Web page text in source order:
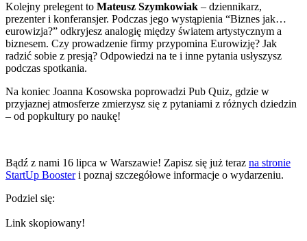
Kolejny prelegent to Mateusz Szymkowiak – dziennikarz,
prezenter i konferansjer. Podczas jego wystąpienia “Biznes jak…
eurowizja?” odkryjesz analogię między światem artystycznym a
biznesem. Czy prowadzenie firmy przypomina Eurowizję? Jak
radzić sobie z presją? Odpowiedzi na te i inne pytania usłyszysz
podczas spotkania.
Na koniec Joanna Kosowska poprowadzi Pub Quiz, gdzie w
przyjaznej atmosferze zmierzysz się z pytaniami z różnych dziedzin
– od popkultury po naukę!
Bądź z nami 16 lipca w Warszawie! Zapisz się już teraz na stronie
StartUp Boosteri poznaj szczegółowe informacje o wydarzeniu.
Podziel się:
Link skopiowany!